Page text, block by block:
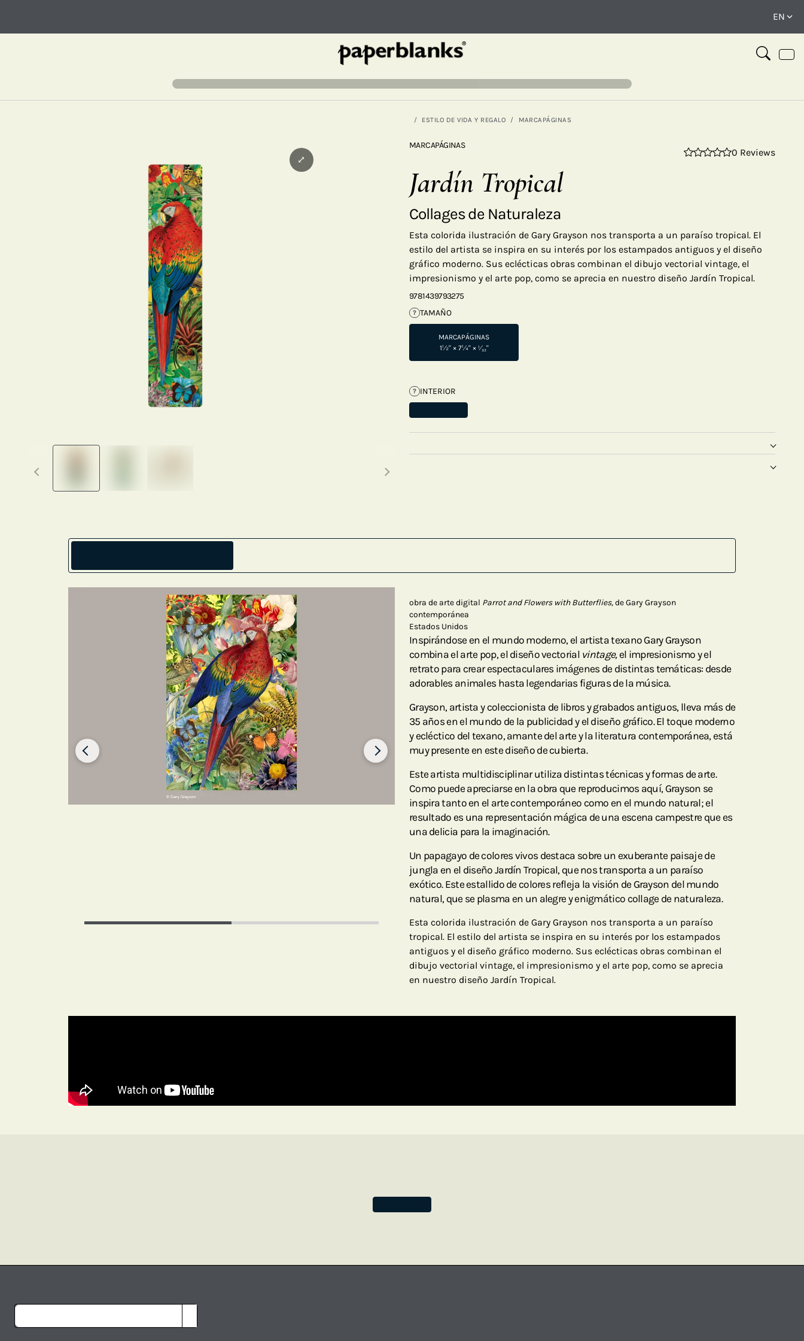
ESTILO DE VIDA Y REGALO MARCAPÁGINAS
Next thumbnails
⤢
MARCAPÁGINAS
0 Reviews
Jardín Tropical
Collages de Naturaleza
Esta colorida ilustración de Gary Grayson nos transporta a un paraíso tropical. El
estilo del artista se inspira en su interés por los estampados antiguos y el diseño
gráfico moderno. Sus eclécticas obras combinan el dibujo vectorial vintage, el
impresionismo y el arte pop, como se aprecia en nuestro diseño Jardín Tropical.
9781439793275
? TAMAÑO
MARCAPÁGINAS
1½" × 7¼" × ¹⁄₃₂"
? INTERIOR
obra de arte digital Parrot and Flowers with Butterflies,de Gary Grayson
contemporánea
Estados Unidos
Inspirándose en el mundo moderno, el artista texano Gary Grayson
combina el arte pop, el diseño vectorial vintage, el impresionismo y el
retrato para crear espectaculares imágenes de distintas temáticas: desde
adorables animales hasta legendarias figuras de la música.
Grayson, artista y coleccionista de libros y grabados antiguos, lleva más de
35 años en el mundo de la publicidad y el diseño gráfico. El toque moderno
y ecléctico del texano, amante del arte y la literatura contemporánea, está
muy presente en este diseño de cubierta.
Este artista multidisciplinar utiliza distintas técnicas y formas de arte.
Como puede apreciarse en la obra que reproducimos aquí, Grayson se
inspira tanto en el arte contemporáneo como en el mundo natural; el
resultado es una representación mágica de una escena campestre que es
una delicia para la imaginación.
Un papagayo de colores vivos destaca sobre un exuberante paisaje de
jungla en el diseño Jardín Tropical, que nos transporta a un paraíso
exótico. Este estallido de colores refleja la visión de Grayson del mundo
natural, que se plasma en un alegre y enigmático collage de naturaleza.
Esta colorida ilustración de Gary Grayson nos transporta a un paraíso
tropical. El estilo del artista se inspira en su interés por los estampados
antiguos y el diseño gráfico moderno. Sus eclécticas obras combinan el
dibujo vectorial vintage, el impresionismo y el arte pop, como se aprecia
en nuestro diseño Jardín Tropical.